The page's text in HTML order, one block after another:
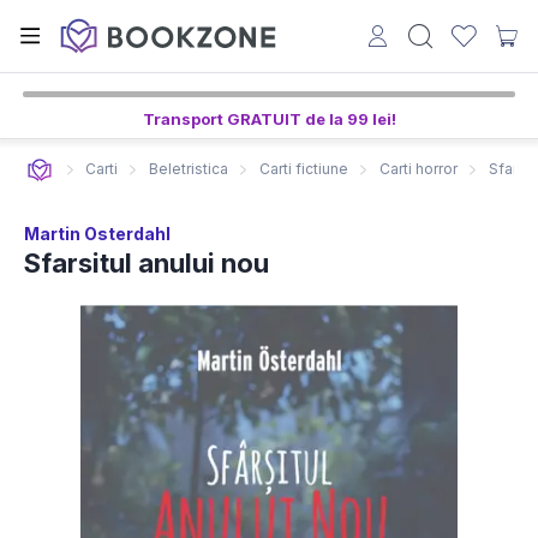
Transport GRATUIT de la 99 lei!
Carti Beletristica Carti fictiune Carti horror
Martin Osterdahl
Sfarsitul anului nou